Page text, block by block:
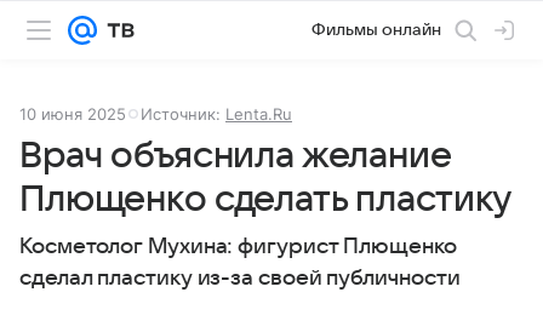
Фильмы онлайн
10 июня 2025 Источник: Lenta.Ru
Врач объяснила желание
Плющенко сделать пластику
Косметолог Мухина: фигурист Плющенко
сделал пластику из-за своей публичности